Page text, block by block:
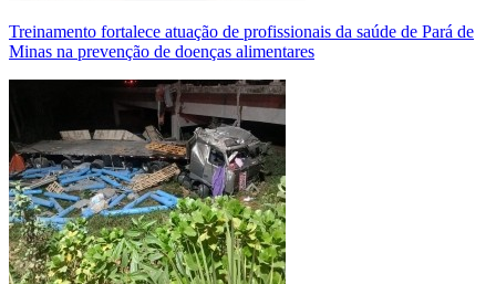
Treinamento fortalece atuação de profissionais da saúde de Pará de
Minas na prevenção de doenças alimentares